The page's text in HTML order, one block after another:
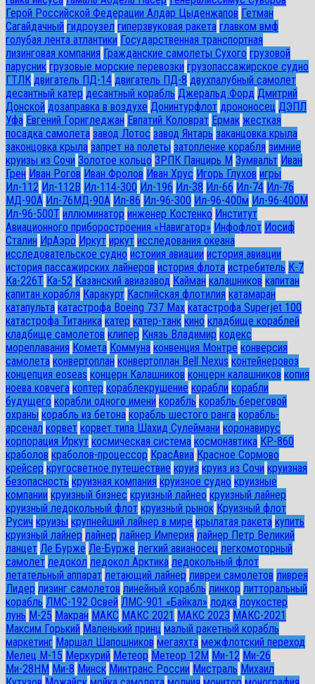
Герой Российской Федерации Алдар Цыденжапов Гетман
Сагайдачный гидроузел гиперзвуковая ракета главком вмф
голубая лента атлантики Государственная транспортная
лизинговая компания Гражданские самолеты Сухого грузовой
парусник грузовые морские перевозки грузопассажирское судно
ГТЛК двигатель ПД-14 двигатель ПД-8 двухпалубный самолет
десантный катер десантный корабль Джеральд Форд Дмитрий
Донской дозаправка в воздухе Донинтурфлот дрононосец ДЭПЛ
Уфа Евгений Горигледжан Евпатий Коловрат Ермак жесткая
посадка самолета завод Лотос завод Янтарь заканцовка крыла
законцовка крыла запрет на полеты затопление корабля зимние
круизы из Сочи Золотое кольцо ЗРПК Панцирь М Зумвальт Иван
Грен Иван Рогов Иван Фролов Иван Хрус Игорь Глухов игры
Ил-112 Ил-112В Ил-114-300 Ил-196 Ил-38 Ил-66 Ил-74 Ил-76
МД-90А Ил-76МД-90А Ил-86 Ил-96-300 Ил-96-400м Ил-96-400М
Ил-96-500Т иллюминатор инженер Костенко Институт
Авиационного приборостроения «Навигатор» Инфофлот Иосиф
Сталин ИрАэро Иркут иркут исследования океана
исследовательское судно истоиия авиации история авиации
история пассажирских лайнеров история флота истребитель К-7
Ка-226Т Ка-52 Казанский авиазавод Кайман калашников капитан
капитан корабля Каракурт Каспийская флотилия катамаран
катапульта катастрофа Boeing 737 Max катастрофа Superjet 100
катастрофа Титаника катер катер-танк кино кладбище кораблей
кладбище самолетов клипер Князь Владимир кодекс
мореплавания Комета Коммуна конвенция Монтре конверсия
самолета конвертоплан конвертоплан Bell Nexus контейнеровоз
концепция eoseas концерн Калашников концерн калашников копия
ноева ковчега коптер кораблекрушение корабли корабли
будущего корабли одного имени корабль корабль береговой
охраны корабль из бетона корабль шестого ранга корабль-
арсенал корвет корвет типа Шахид Сулеймани коронавирус
корпорация Иркут космическая система космонавтика КР-860
краболов краболов-процессор КрасАвиа Красное Сормово
крейсер кругосветное путешествие круиз круиз из Сочи круизная
безопасность круизная компания круизное судно круизные
компании круизный бизнес круизный лайнео круизный лайнер
круизный ледокольный флот круизный рынок Круизный флот
Русич круизы крупнейший лайнер в мире крылатая ракета купить
круизный лайнер лайнер лайнер Империя лайнер Петр Великий
ланцет Ле Бурже Ле-Бурже легкий авианосец легкомоторный
самолет ледокол ледокол Арктика ледокольный флот
летательный аппарат летающий лайнер ливреи самолетов ливрея
Лидер лизинг самолетов линейный корабль линкор литторальный
корабль ЛМС-192 Освей ЛМС-901 «Байкал» лодка лоукостер
лунь М-25 Макран МАКС МАКС 2021 МАКС 2023 МАКС-2021
Максим Горький Маленький принц малый ракетный корабль
маркетинг Маршал Шапошников мегаяхта межфлотский переход
Мелец М-15 Меркурий Метеор Метеор 12М Ми-12 Ми-26
Ми-28HM Ми-8 Минск Минтранс России Мистраль Михаил